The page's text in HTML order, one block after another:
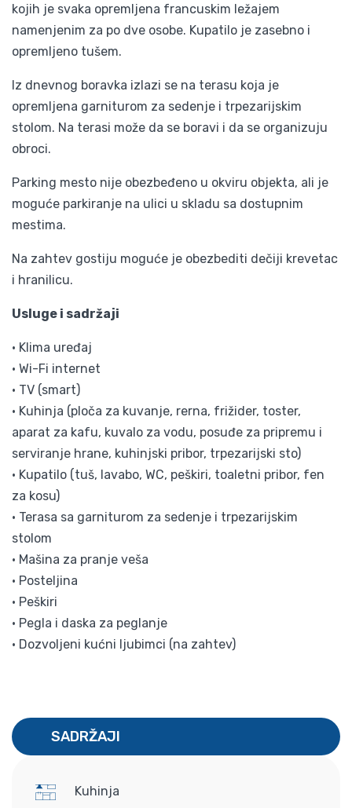
kojih je svaka opremljena francuskim ležajem
namenjenim za po dve osobe. Kupatilo je zasebno i
opremljeno tušem.
Iz dnevnog boravka izlazi se na terasu koja je
opremljena garniturom za sedenje i trpezarijskim
stolom. Na terasi može da se boravi i da se organizuju
obroci.
Parking mesto nije obezbeđeno u okviru objekta, ali je
moguće parkiranje na ulici u skladu sa dostupnim
mestima.
Na zahtev gostiju moguće je obezbediti dečiji krevetac
i hranilicu.
Usluge i sadržaji
• Klima uređaj
• Wi-Fi internet
• TV (smart)
• Kuhinja (ploča za kuvanje, rerna, frižider, toster,
aparat za kafu, kuvalo za vodu, posuđe za pripremu i
serviranje hrane, kuhinjski pribor, trpezarijski sto)
• Kupatilo (tuš, lavabo, WC, peškiri, toaletni pribor, fen
za kosu)
• Terasa sa garniturom za sedenje i trpezarijskim
stolom
• Mašina za pranje veša
• Posteljina
• Peškiri
• Pegla i daska za peglanje
• Dozvoljeni kućni ljubimci (na zahtev)
SADRŽAJI
Kuhinja